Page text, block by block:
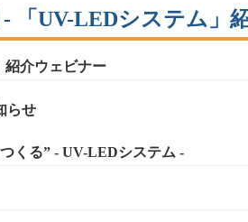
「UV-LEDシステム」
紹介ウェビナー
らせ
くる” - UV-LEDシステム -